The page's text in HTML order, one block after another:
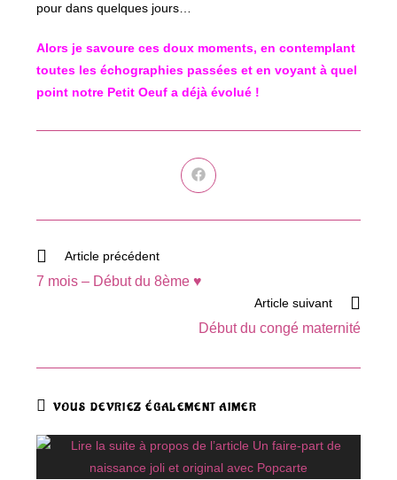
pour dans quelques jours…
Alors je savoure ces doux moments, en contemplant
toutes les échographies passées et en voyant à quel
point notre Petit Oeuf a déjà évolué !
Ouvrir
dans
autre
Read
articles
Article précédent
7 mois – Début du 8ème ♥
Article suivant
Début du congé maternité
VOUS DEVRIEZ ÉGALEMENT AIMER